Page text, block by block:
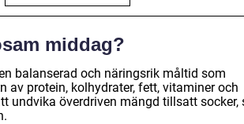
middag?
balanserad och näringsrik måltid som
av protein, kolhydrater, fett, vitaminer och
undvika överdriven mängd tillsatt socker,